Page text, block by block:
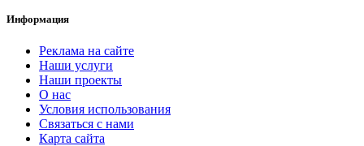
Информация
Реклама на сайте
Наши услуги
Наши проекты
О нас
Условия использования
Связаться с нами
Карта сайта